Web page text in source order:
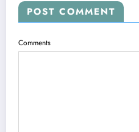
POST COMMENT
Comments